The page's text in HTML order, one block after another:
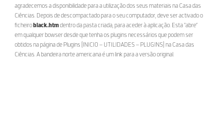
agradecemos a disponibilidade para a utilização dos seus materiais na Casa das
Ciências. Depois de descompactado para o seu computador, deve ser activado o
ficheiroblack.htmdentro da pasta criada, para aceder à aplicação. Esta “abre”
em qualquer bowser desde que tenha os plugins necessários que podem ser
obtidos na página de Plugins [INICIO – UTILIDADES – PLUGINS] na Casa das
Ciências. A bandeira norte americana é um link para a versão original.